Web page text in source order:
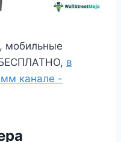
мобильные
в
канале -